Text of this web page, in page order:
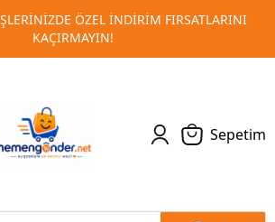
🚀 KURUMSAL PROMOSYON VE MATBAA
1 2
Sepetim